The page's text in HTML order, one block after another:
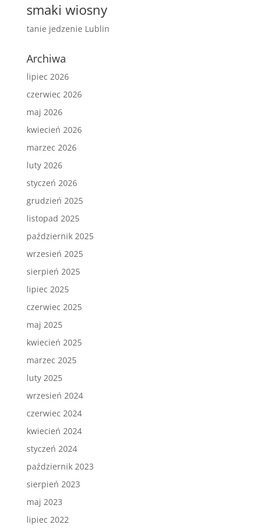
smaki wiosny
tanie jedzenie Lublin
Archiwa
lipiec 2026
czerwiec 2026
maj 2026
kwiecień 2026
marzec 2026
luty 2026
styczeń 2026
grudzień 2025
listopad 2025
październik 2025
wrzesień 2025
sierpień 2025
lipiec 2025
czerwiec 2025
maj 2025
kwiecień 2025
marzec 2025
luty 2025
wrzesień 2024
czerwiec 2024
kwiecień 2024
styczeń 2024
październik 2023
sierpień 2023
maj 2023
lipiec 2022